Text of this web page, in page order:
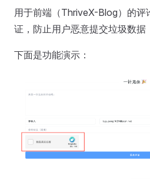
用于前端（ThriveX-Blog）的评
证，防止用户恶意提交垃圾数据
下面是功能演示：